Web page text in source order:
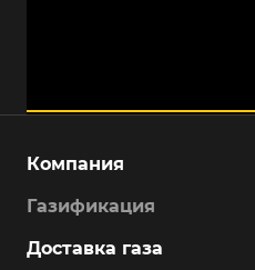
Компания
Газификация
Доставка газа